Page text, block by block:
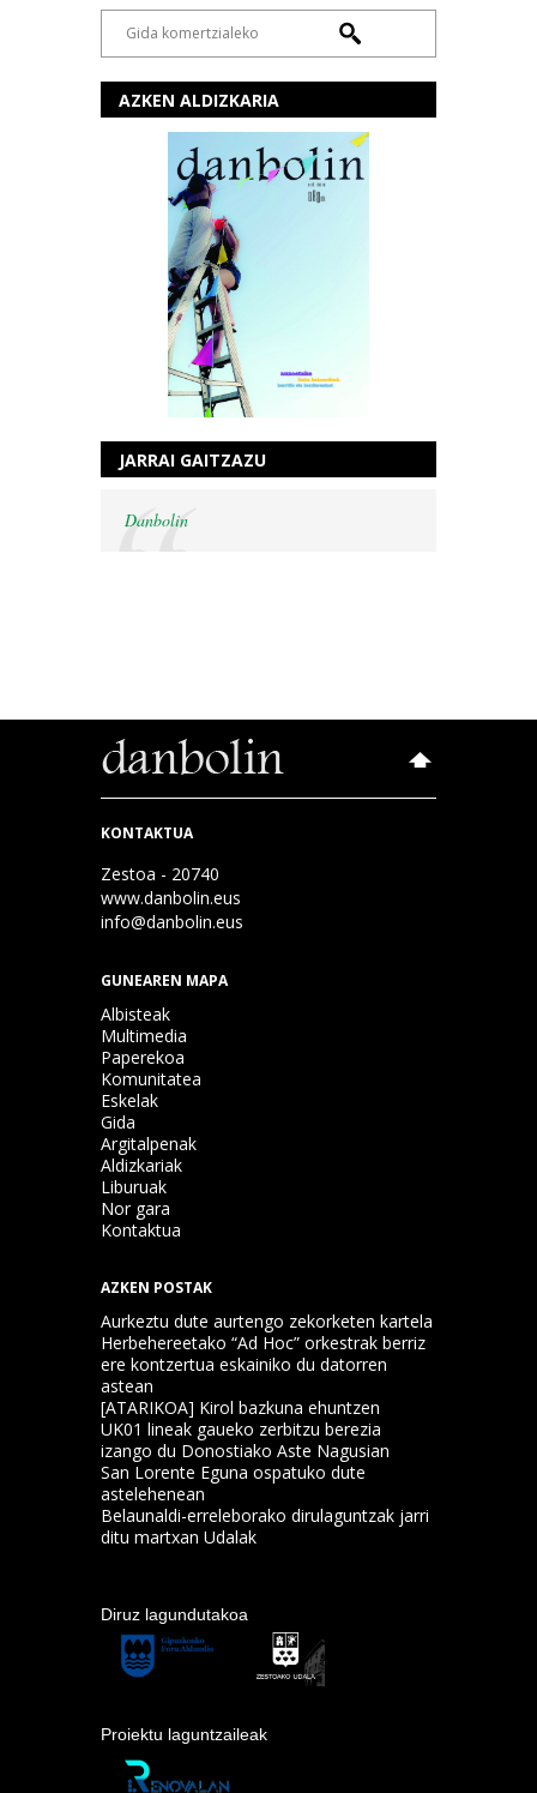
AZKEN ALDIZKARIA
JARRAI GAITZAZU
Danbolin
KONTAKTUA
Zestoa - 20740
www.danbolin.eus
info@danbolin.eus
GUNEAREN MAPA
Albisteak
Multimedia
Paperekoa
Komunitatea
Eskelak
Gida
Argitalpenak
Aldizkariak
Liburuak
Nor gara
Kontaktua
AZKEN POSTAK
Aurkeztu dute aurtengo zekorketen kartela
Herbehereetako “Ad Hoc” orkestrak berriz
ere kontzertua eskainiko du datorren
astean
[ATARIKOA] Kirol bazkuna ehuntzen
UK01 lineak gaueko zerbitzu berezia
izango du Donostiako Aste Nagusian
San Lorente Eguna ospatuko dute
astelehenean
Belaunaldi-erreleborako dirulaguntzak jarri
ditu martxan Udalak
Diruz lagundutakoa
Proiektu laguntzaileak